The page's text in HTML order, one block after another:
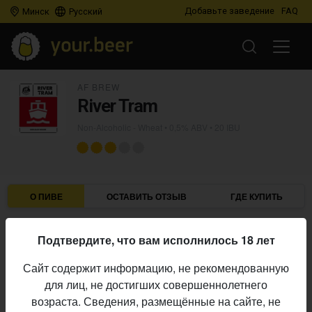
Минск Русский Добавьте заведение FAQ
River Tram
О ПИВЕ ОСТАВИТЬ ОТЗЫВ ГДЕ КУПИТЬ
Пивоварня:
Алкоголь:
0,5%
Горечь:
20 IBU
Начало
Подтвердите, что вам исполнилось 18 лет
Сайт содержит информацию, не рекомендованную
для лиц, не достигших совершеннолетнего
возраста. Сведения, размещённые на сайте, не